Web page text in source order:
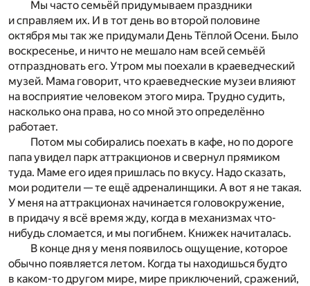
Мы часто семьёй придумываем праздники
и справляем их. И в тот день во второй половине
октября мы так же придумали День Тёплой Осени. Было
воскресенье, и ничто не мешало нам всей семьёй
отпраздновать его. Утром мы поехали в краеведческий
музей. Мама говорит, что краеведческие музеи влияют
на восприятие человеком этого мира. Трудно судить,
насколько она права, но со мной это определённо
работает.
Потом мы собирались поехать в кафе, но по дороге
папа увидел парк аттракционов и свернул прямиком
туда. Маме его идея пришлась по вкусу. Надо сказать,
мои родители — те ещё адреналинщики. А вот я не такая.
У меня на аттракционах начинается головокружение,
в придачу я всё время жду, когда в механизмах что-
нибудь сломается, и мы погибнем. Книжек начиталась.
В конце дня у меня появилось ощущение, которое
обычно появляется летом. Когда ты находишься будто
в каком-то другом мире, мире приключений, сражений,